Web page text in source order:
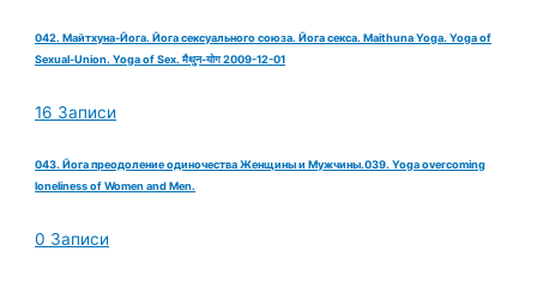
042. Майтхуна-Йога. Йога сексуального союза. Йога секса. Maithuna Yoga. Yoga of
Sexual-Union. Yoga of Sex. मैथुन-योग 2009-12-01
16 Записи
043. Йога преодоление одиночества Женщины и Мужчины.039. Yoga overcoming
loneliness of Women and Men.
0 Записи